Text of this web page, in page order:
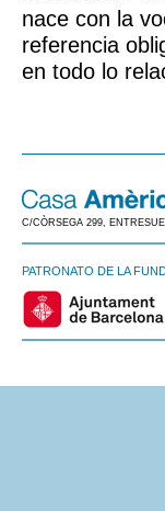
nace con la
referencia
en todo lo
C/CÒRSEGA 299,
PATRONATO DE LA